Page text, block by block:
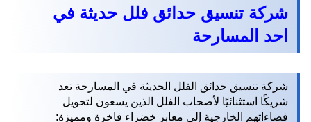
شركة تنسيق حدائق فلل حديثة في
احد المسارحة
شركة تنسيق حدائق الفلل الحديثة في المسارحة تعد
شريكًا استثنائيًا لأصحاب الفلل الذين يسعون لتحويل
فضاءاتهم الخارجية إلى معابر خضراء فاخرة ومميزة: